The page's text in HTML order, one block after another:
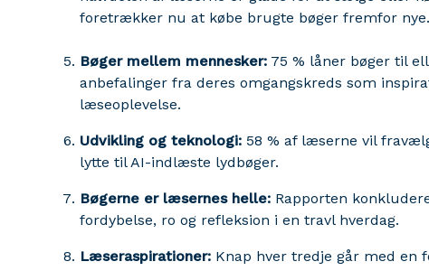
foretrækker nu at købe brugte bøger fremfor nye.
Bøger mellem mennesker: 75 % låner bøger til
anbefalinger fra deres omgangskreds som
læseoplevelse.
Udvikling og teknologi: 58 % af læserne vil
lytte til AI-indlæste lydbøger.
Bøgerne er læsernes helle: Rapporten
fordybelse, ro og refleksion i en travl hverdag.
Læseraspirationer: Knap hver tredje går med en